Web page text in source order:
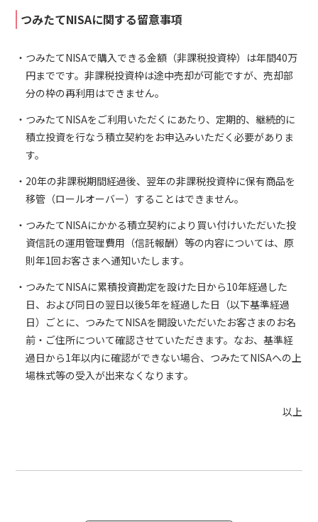
つみたてNISAに関する留意事項
つみたてNISAで購入できる金額（非課税投資枠）は年間40万
円までです。非課税投資枠は途中売却が可能ですが、売却部
分の枠の再利用はできません。
つみたてNISAをご利用いただくにあたり、定期的、継続的に
積立投資を行なう積立契約をお申込みいただく必要がありま
す。
20年の非課税期間経過後、翌年の非課税投資枠に保有商品を
移管（ロールオーバー）することはできません。
つみたてNISAにかかる積立契約により買い付けいただいた投
資信託の運用管理費用（信託報酬）等の内容については、原
則年1回お客さまへ通知いたします。
つみたてNISAに累積投資勘定を設けた日から10年経過した
日、および同日の翌日以後5年を経過した日（以下基準経過
日）ごとに、つみたてNISAを開設いただいたお客さまのお名
前・ご住所について確認させていただきます。なお、基準経
過日から1年以内に確認ができない場合、つみたてNISAへの上
場株式等の受入が出来なくなります。
以上